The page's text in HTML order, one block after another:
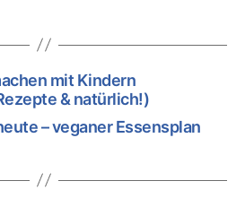
mit Kindern
& natürlich!)
– veganer Essensplan